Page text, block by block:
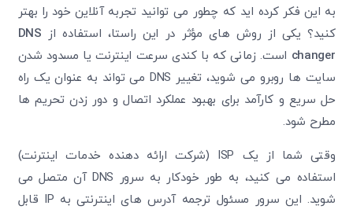
به این فکر کرده ‌اید که چطور می ‌توانید تجربه آنلاین خود را بهتر
کنید؟ یکی از روش‌ های مؤثر در این راستا، استفاده از DNS
changer است. زمانی که با کندی سرعت اینترنت یا مسدود شدن
سایت ‌ها روبرو می‌ شوید، تغییر DNS می‌ تواند به عنوان یک راه
حل سریع و کارآمد برای بهبود عملکرد اتصال و دور زدن تحریم‌ ها
مطرح شود.
وقتی شما از یک ISP (شرکت ارائه‌ دهنده خدمات اینترنت)
استفاده می ‌کنید، به طور خودکار به سرور DNS آن متصل می
‌شوید. این سرور مسئول ترجمه آدرس‌ های اینترنتی به IP قابل